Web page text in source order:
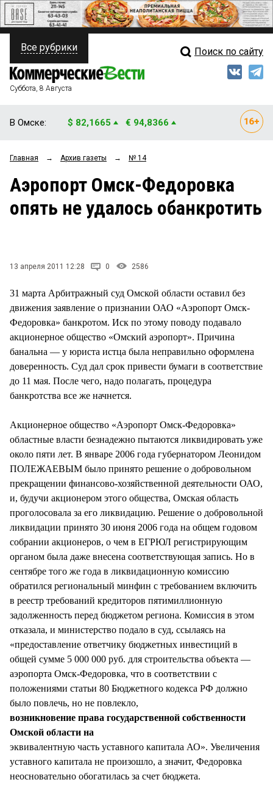
ПОЛИТИКА
ФИНАНСЫ
ОБЩЕСТВО
ЗАКОН
НОВОСТИ КОМПАНИЙ
СТИЛЬ ЖИЗНИ
Свежий выпуск
Рейтинги
Блоги
Все рубрики Поиск по сайту
Суббота, 8 Августа
В Омске: $ 82,1665 € 94,8366
Главная → Архив газеты → № 14
Аэропорт Омск-Федоровка
опять не удалось обанкротить
13 апреля 2011 12:28 0 2586
31 марта Арбитражный суд Омской области оставил без
движения заявление о признании ОАО «Аэропорт Омск-
Федоровка» банкротом. Иск по этому поводу подавало
акционерное общество «Омский аэропорт». Причина
банальна — у юриста истца была неправильно оформлена
доверенность. Суд дал срок привести бумаги в соответствие
до 11 мая. После чего, надо полагать, процедура
банкротства все же начнется.
Акционерное общество «Аэропорт Омск-Федоровка»
областные власти безнадежно пытаются ликвидировать уже
около пяти лет. В январе 2006 года губернатором Леонидом
ПОЛЕЖАЕВЫМ было принято решение о добровольном
прекращении финансово-хозяйственной деятельности ОАО,
и, будучи акционером этого общества, Омская область
проголосовала за его ликвидацию. Решение о добровольной
ликвидации принято 30 июня 2006 года на общем годовом
собрании акционеров, о чем в ЕГРЮЛ регистрирующим
органом была даже внесена соответствующая запись. Но в
сентябре того же года в ликвидационную комиссию
обратился региональный минфин с требованием включить
в реестр требований кредиторов пятимиллионную
задолженность перед бюджетом региона. Комиссия в этом
отказала, и министерство подало в суд, ссылаясь на
«предоставление ответчику бюджетных инвестиций в
общей сумме 5 000 000 руб. для строительства объекта —
аэропорта Омск-Федоровка, что в соответствии с
положениями статьи 80 Бюджетного кодекса РФ должно
было повлечь, но не повлекло,
возникновение права государственной собственности
Омской области на
эквивалентную часть уставного капитала АО». Увеличения
уставного капитала не произошло, а значит, Федоровка
неосновательно обогатилась за счет бюджета.